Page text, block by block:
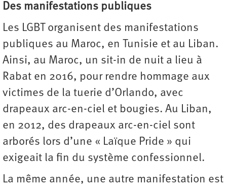
Des manifestations publiques
Les LGBT organisent des manifestations
publiques au Maroc, en Tunisie et au Liban.
Ainsi, au Maroc, un sit-in de nuit a lieu à
Rabat en 2016, pour rendre hommage aux
victimes de la tuerie d’Orlando, avec
drapeaux arc-en-ciel et bougies. Au Liban,
en 2012, des drapeaux arc-en-ciel sont
arborés lors d’une « Laïque Pride » qui
exigeait la fin du système confessionnel.
La même année, une autre manifestation est